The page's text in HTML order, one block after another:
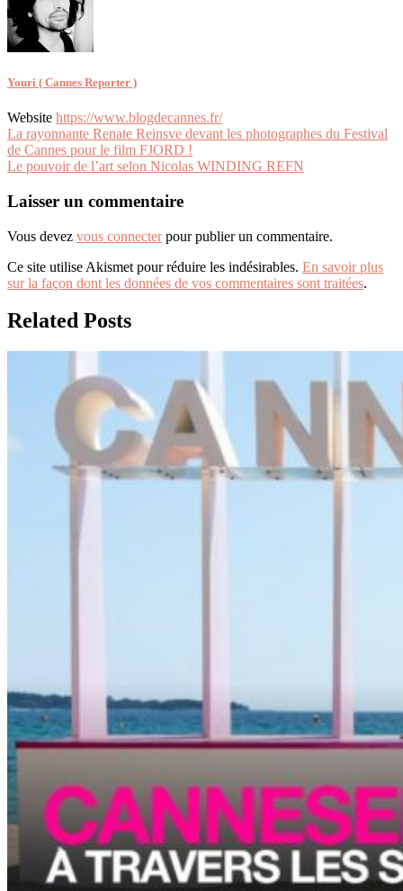
Youri ( Cannes Reporter )
Website https://www.blogdecannes.fr/
Navigation
de
La rayonnante Renate Reinsve devant les photographes du Festival
de Cannes pour le film FJORD !
Le pouvoir de l’art selon Nicolas WINDING REFN
Laisser un commentaire
Vous devez vous connecterpour publier un commentaire.
Ce site utilise Akismet pour réduire les indésirables. En savoir plus
sur la façon dont les données de vos commentaires sont traitées.
Related Posts